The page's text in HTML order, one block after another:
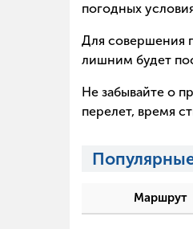
погодных
Для совершения
лишним будет
Не забывайте о
перелет, время
Маршрут